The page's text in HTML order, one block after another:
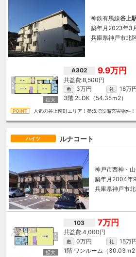
神鉄有馬線谷上
築年月2023年3
兵庫県神戸市北
A302 9.9万円
8,500円
敷 3万円 礼
18万
3階 2LDK（54.35ｍ 2）
人気の谷上南町エリア！築浅で設備充実物件！
ハイツ ルナコート
神戸市西神・
築年月2004年
兵庫県神戸市
103 7万円
4,000円
敷 0万円 礼
15万
1階 ワンルーム（30.03ｍ 2